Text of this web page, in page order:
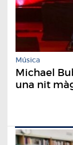
Música
Michael
una nit